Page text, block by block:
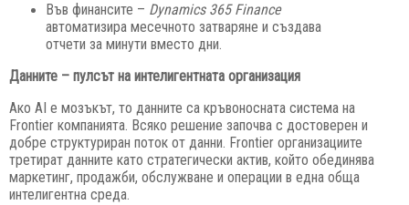
Във финансите – Dynamics 365 Finance
автоматизира месечното затваряне и създава
отчети за минути вместо дни.
Данните – пулсът на интелигентната организация
Ако AI е мозъкът, то данните са кръвоносната система на
Frontier компанията. Всяко решение започва с достоверен и
добре структуриран поток от данни. Frontier организациите
третират данните като стратегически актив, който обединява
маркетинг, продажби, обслужване и операции в една обща
интелигентна среда.